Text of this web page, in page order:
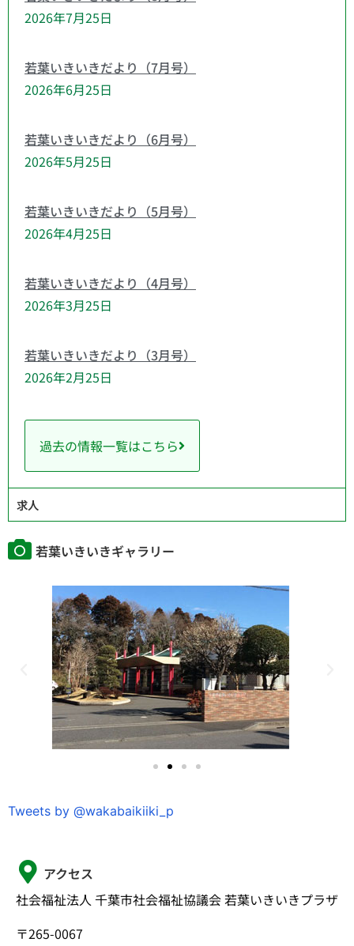
2026年7月25日
若葉いきいきだより（7月号）
2026年6月25日
若葉いきいきだより（6月号）
2026年5月25日
若葉いきいきだより（5月号）
2026年4月25日
若葉いきいきだより（4月号）
2026年3月25日
若葉いきいきだより（3月号）
2026年2月25日
過去の情報一覧はこちら
求人
若葉いきいきギャラリー
Tweets by @wakabaikiiki_p
アクセス
社会福祉法人 千葉市社会福祉協議会 若葉いきいきプラザ
〒265-0067